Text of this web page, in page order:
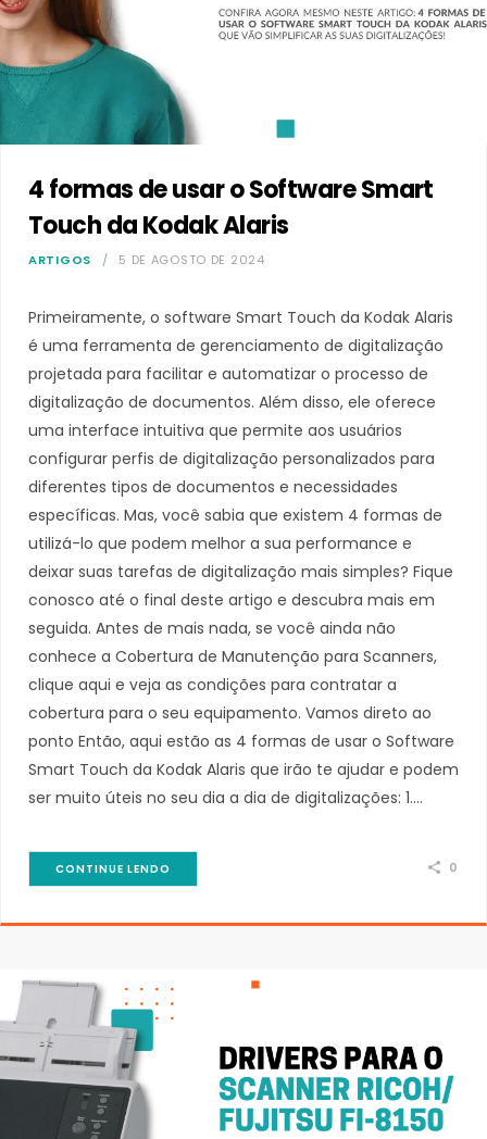
4 formas de usar o Software Smart
Touch da Kodak Alaris
ARTIGOS 5 DE AGOSTO DE 2024
Primeiramente, o software Smart Touch da Kodak Alaris
é uma ferramenta de gerenciamento de digitalização
projetada para facilitar e automatizar o processo de
digitalização de documentos. Além disso, ele oferece
uma interface intuitiva que permite aos usuários
configurar perfis de digitalização personalizados para
diferentes tipos de documentos e necessidades
específicas. Mas, você sabia que existem 4 formas de
utilizá-lo que podem melhor a sua performance e
deixar suas tarefas de digitalização mais simples? Fique
conosco até o final deste artigo e descubra mais em
seguida. Antes de mais nada, se você ainda não
conhece a Cobertura de Manutenção para Scanners,
clique aqui e veja as condições para contratar a
cobertura para o seu equipamento. Vamos direto ao
ponto Então, aqui estão as 4 formas de usar o Software
Smart Touch da Kodak Alaris que irão te ajudar e podem
ser muito úteis no seu dia a dia de digitalizações: 1.…
CONTINUE LENDO 0